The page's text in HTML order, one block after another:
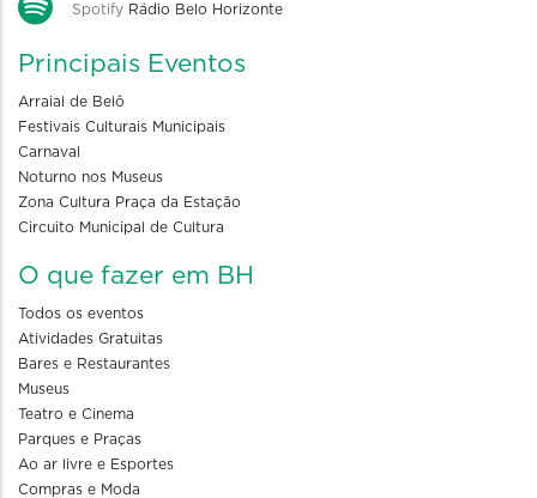
Spotify Rádio Belo Horizonte
Principais Eventos
Arraial de Belô
Festivais Culturais Municipais
Carnaval
Noturno nos Museus
Zona Cultura Praça da Estação
Circuito Municipal de Cultura
O que fazer em BH
Todos os eventos
Atividades Gratuitas
Bares e Restaurantes
Museus
Teatro e Cinema
Parques e Praças
Ao ar livre e Esportes
Compras e Moda